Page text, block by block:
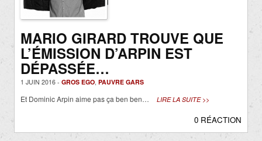
MARIO GIRARD TROUVE QUE
L’ÉMISSION D’ARPIN EST
DÉPASSÉE…
1 JUIN 2016 - GROS EGO, PAUVRE GARS
Et Dominic Arpin aime pas ça ben ben… LIRE LA SUITE >>
0 RÉACTION